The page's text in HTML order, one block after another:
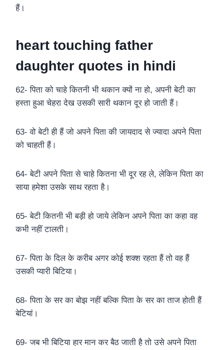
हैं।
heart touching father
daughter quotes in hindi
62- पिता को चाहे कितनी भी थकान क्यों ना हो, अपनी बेटी का
हस्ता हुआ चेहरा देख उसकी सारी थकान दूर हो जाती हैं।
63- वो बेटी ही हैं जो अपने पिता की जायदाद से ज्यादा अपने पिता
को चाहती हैं।
64- बेटी अपने पिता से चाहे कितना भी दूर रह ले, लेकिन पिता का
साया हमेशा उसके साथ रहता है।
65- बेटी कितनी भी बड़ी हो जाये लेकिन अपने पिता का कहा वह
कभी नहीं टालती।
67- पिता के दिल के करीब अगर कोई शक्श रहता हैं तो वह हैं
उसकी प्यारी बिटिया।
68- पिता के सर का बोझ नहीं बल्कि पिता के सर का ताज होती हैं
बेटियां।
69- जब भी बिटिया हार मान कर बैठ जाती है तो उसे अपने पिता